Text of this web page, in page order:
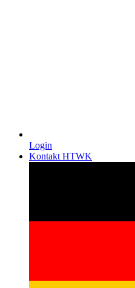
Login
Kontakt HTWK